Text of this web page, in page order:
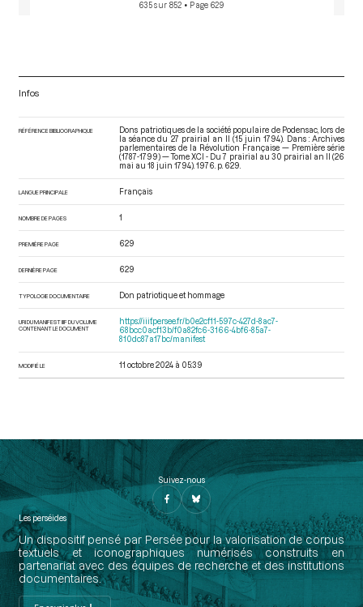
635 sur 852 • Page 629
Infos
RÉFÉRENCE BIBLIOGRAPHIQUE
Dons patriotiques de la société populaire de Podensac, lors de
la séance du 27 prairial an II (15 juin 1794). Dans : Archives
parlementaires de la Révolution Française — Première série
(1787-1799) — Tome XCI - Du 7 prairial au 30 prairial an II (26
mai au 18 juin 1794) . 1976. p. 629.
LANGUE PRINCIPALE Français
NOMBRE DE PAGES 1
PREMIÈRE PAGE 629
DERNIÈRE PAGE 629
TYPOLOGIE DOCUMENTAIRE Don patriotique et hommage
URI DU MANIFEST IIIF DU VOLUME
CONTENANT LE DOCUMENT
https://iiif.persee.fr/b0e2cf11-597c-427d-8ac7-
68bcc0acf13b/f0a82fc6-3166-4bf6-85a7-
810dc87a17bc/manifest
MODIFIÉ LE 11 octobre 2024 à 05:39
Suivez-nous
Les perséides
Un dispositif pensé par Persée pour la valorisation de corpus
textuels et iconographiques numérisés construits en
partenariat avec des équipes de recherche et des institutions
documentaires.